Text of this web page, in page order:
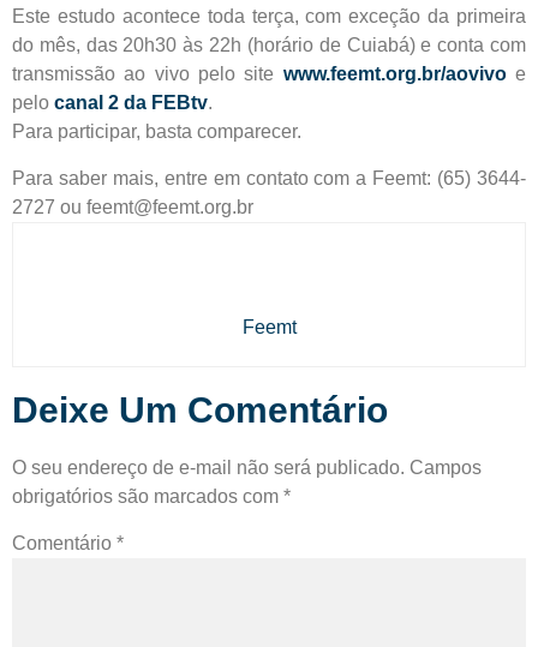
Este estudo acontece toda terça, com exceção da primeira
do mês, das 20h30 às 22h (horário de Cuiabá) e conta com
transmissão ao vivo pelo site www.feemt.org.br/aovivoe
pelo canal 2 da FEBtv.
Para participar, basta comparecer.
Para saber mais, entre em contato com a Feemt: (65) 3644-
2727 ou feemt@feemt.org.br
Feemt
Deixe Um Comentário
O seu endereço de e-mail não será publicado. Campos
obrigatórios são marcados com *
Comentário *